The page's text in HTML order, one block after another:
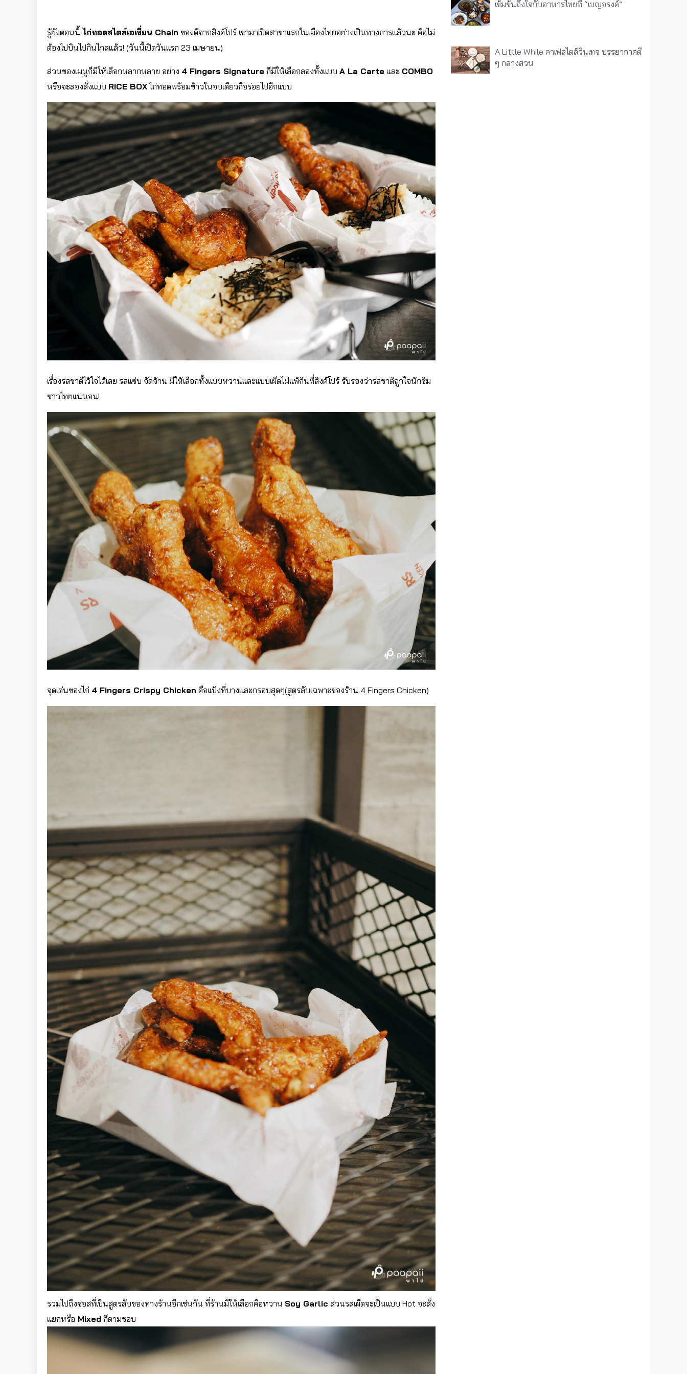
รู้ยังตอนนี้ ไก่ทอดสไตล์เอเชี่ยน Chain ของดีจากสิงค์โปร์ เขามาเปิดสาขาแรกในเมืองไทยอย่างเป็นทางการแล้วนะ คือไม่
ต้องไปบินไปกินไกลแล้ว! (วันนี้เปิดวันแรก 23 เมษายน)
ส่วนของเมนูก็มีให้เลือกหลากหลาย อย่าง 4 Fingers Signature ก็มีให้เลือกลองทั้งแบบ A La Carte และ COMBO
หรือจะลองสั่งแบบ RICE BOXไก่ทอดพร้อมข้าวในจบเดียวก็อร่อยไปอีกแบบ
เรื่องรสชาติไว้ใจได้เลย รสแซ่บ จัดจ้าน มีให้เลือกทั้งแบบหวานและแบบเผ็ดไม่แพ้กินที่สิงค์โปร์ รับรองว่ารสชาติถูกใจนักชิม
ชาวไทยแน่นอน!
จุดเด่นของไก่ 4 Fingers Crispy Chicken คือแป้งที่บางและกรอบสุดๆ(สูตรลับเฉพาะของร้าน 4 Fingers Chicken)
รวมไปถึงซอสที่เป็นสูตรลับของทางร้านอีกเช่นกัน ที่ร้านมีให้เลือกคือหวาน Soy Garlic ส่วนรสเผ็ดจะเป็นแบบ Hot จะสั่ง
แยกหรือ Mixed ก็ตามชอบ
เข้มข้นถึงใจกับอาหารไทยที่ “เบญจรงค์”
A Little While คาเฟ่สไตล์วินเทจ บรรยากาศดี
ๆ กลางสวน